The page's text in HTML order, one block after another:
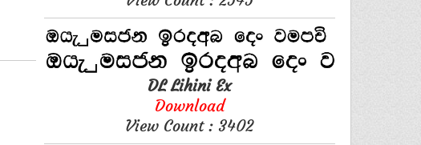
DL Lihini Ex
Download
View Count : 3402